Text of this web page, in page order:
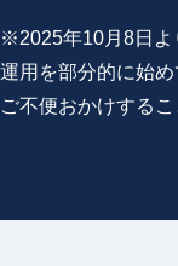
※2025年10月8日よ
運用を部分的に始め
ご不便おかけする